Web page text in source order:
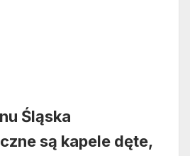
Śląska
są kapele dęte,